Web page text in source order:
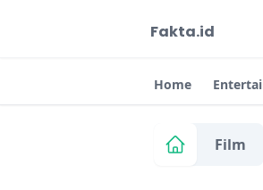
Fakta.id
Home
Film